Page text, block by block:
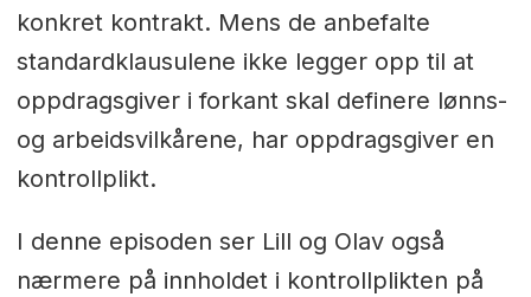
konkret kontrakt. Mens de anbefalte
standardklausulene ikke legger opp til at
oppdragsgiver i forkant skal definere lønns-
og arbeidsvilkårene, har oppdragsgiver en
kontrollplikt.
I denne episoden ser Lill og Olav også
nærmere på innholdet i kontrollplikten på